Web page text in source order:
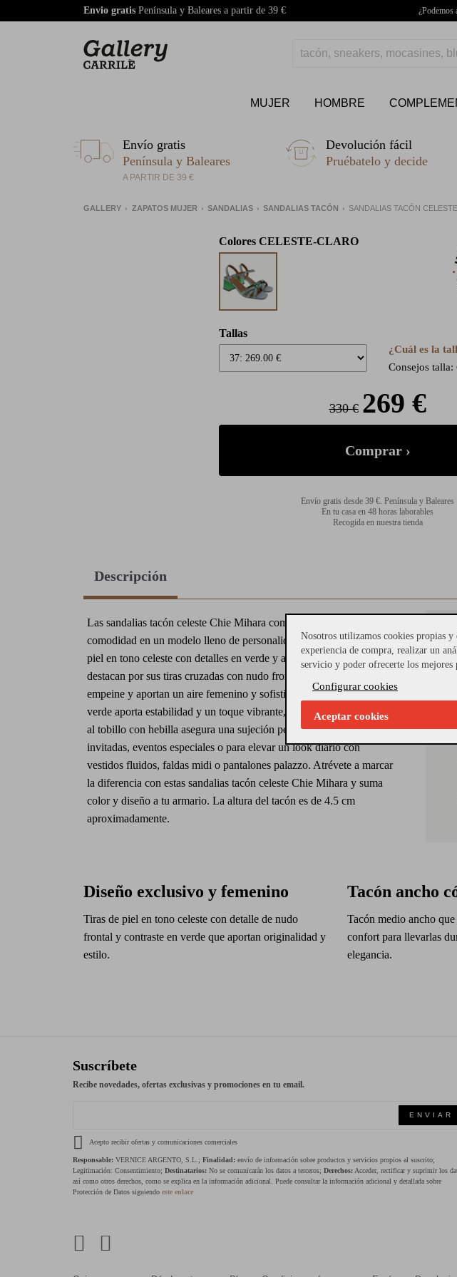
Envio gratis Península y Baleares a partir de 39 € ¿Podemos
MUJER HOMBRE
Envío gratis
Península y Baleares
A PARTIR DE 39 €
Devolución fácil
Pruébatelo y decide
GALLERY ZAPATOS MUJER SANDALIAS SANDALIAS TACÓN SANDALIAS TACÓN
Colores CELESTE-CLARO
Tallas
¿Cuál es la
Consejos talla:
330 € 269 €
Envío gratis desde 39 €. Península y Baleares
En tu casa en 48 horas laborables
Recogida en nuestra tienda
Descripción
Las sandalias tacón celeste Chie Mihara combinan diseño artístico y
comodidad en un modelo lleno de personalidad. Confeccionadas en
piel en tono celeste con detalles en verde y acabados en contraste,
destacan por sus tiras cruzadas con nudo frontal que estilizan el
empeine y aportan un aire femenino y sofisticado. El tacón ancho en
verde aporta estabilidad y un toque vibrante, mientras que la pulsera
al tobillo con hebilla asegura una sujeción perfecta. Ideales para
invitadas, eventos especiales o para elevar un look diario con
vestidos fluidos, faldas midi o pantalones palazzo. Atrévete a marcar
la diferencia con estas sandalias tacón celeste Chie Mihara y suma
color y diseño a tu armario. La altura del tacón es de 4.5 cm
aproximadamente.
Diseño exclusivo y femenino
Tiras de piel en tono celeste con detalle de nudo
frontal y contraste en verde que aportan originalidad y
estilo.
Tacón ancho
Tacón medio ancho
confort para llevarlas
elegancia.
Suscríbete
Recibe novedades, ofertas exclusivas y promociones en tu email.
ENVIAR
Acepto recibir ofertas y comunicaciones comerciales
Responsable: VERNICE ARGENTO, S.L.; Finalidad: envío de información sobre productos y servicios propios al suscrito;
Legitimación: Consentimiento; Destinatarios: No se comunicarán los datos a terceros; Derechos: Acceder, rectificar y suprimir los
así como otros derechos, como se explica en la información adicional. Puede consultar la información adicional y detallada sobre
Protección de Datos siguiendo este enlace
Nosotros utilizamos cookies propias
experiencia de compra, realizar un
servicio y poder ofrecerte los
Configurar cookies
Aceptar cookies